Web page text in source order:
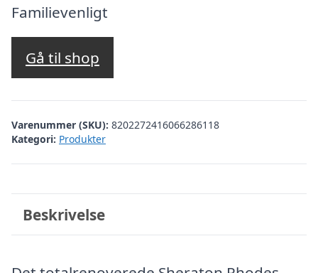
pris
var:
Familievenligt
Gå til shop
Varenummer (SKU): 8202272416066286118
Kategori: Produkter
Beskrivelse